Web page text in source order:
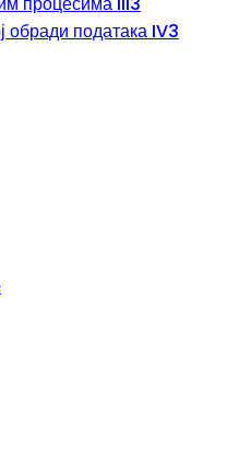
обради података IV3